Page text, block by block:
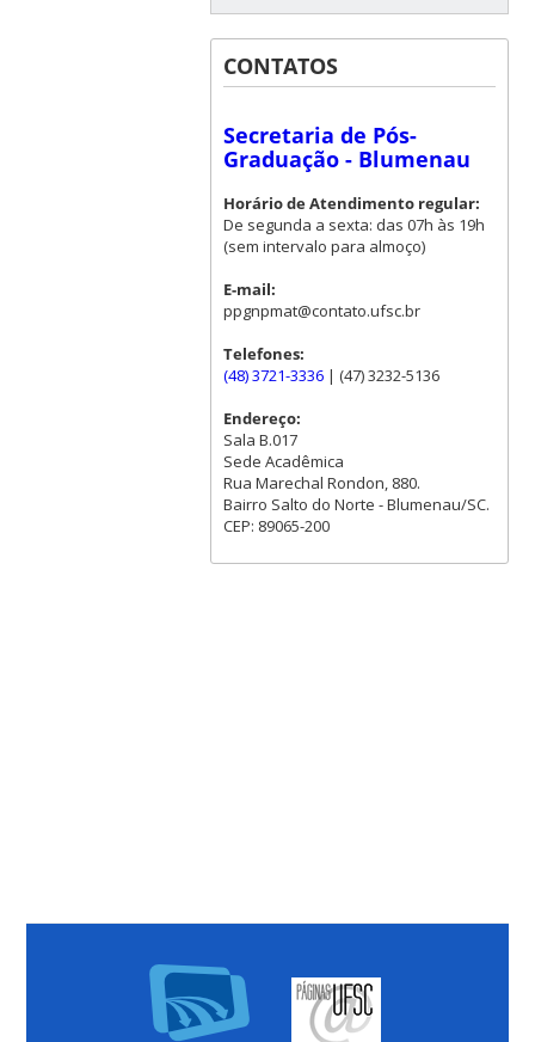
CONTATOS
Secretaria de Pós-
Graduação - Blumenau
Horário de Atendimento regular:
De segunda a sexta: das 07h às 19h
(sem intervalo para almoço)
E-mail:
ppgnpmat@contato.ufsc.br
Telefones:
(48) 3721-3336| (47) 3232-5136
Endereço:
Sala B.017
Sede Acadêmica
Rua Marechal Rondon, 880.
Bairro Salto do Norte - Blumenau/SC.
CEP: 89065-200